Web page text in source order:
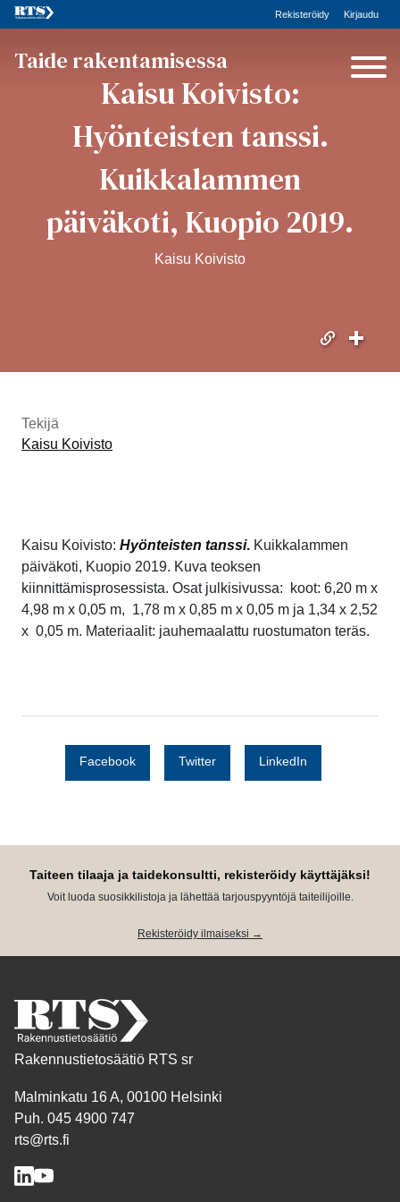
Rekisteröidy Kirjaudu
Taide rakentamisessa
Kaisu Koivisto:
Hyönteisten tanssi.
Kuikkalammen
päiväkoti, Kuopio 2019.
Kaisu Koivisto
Tekijä
Kaisu Koivisto
Kaisu Koivisto: Hyönteisten tanssi. Kuikkalammen
päiväkoti, Kuopio 2019. Kuva teoksen
kiinnittämisprosessista. Osat julkisivussa: koot: 6,20 m x
4,98 m x 0,05 m, 1,78 m x 0,85 m x 0,05 m ja 1,34 x 2,52
x 0,05 m. Materiaalit: jauhemaalattu ruostumaton teräs.
Facebook Twitter LinkedIn
Taiteen tilaaja ja taidekonsultti, rekisteröidy käyttäjäksi!
Voit luoda suosikkilistoja ja lähettää tarjouspyyntöjä taiteilijoille.
Rekisteröidy ilmaiseksi →
Rakennustietosäätiö RTS sr
Malminkatu 16 A, 00100 Helsinki
Puh. 045 4900 747
rts@rts.fi